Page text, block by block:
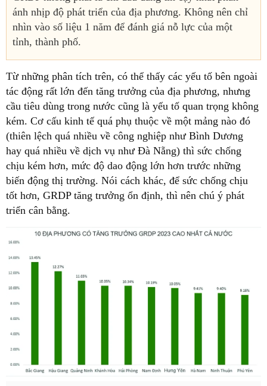
ánh nhịp độ phát triển của địa phương. Không nên chỉ
nhìn vào số liệu 1 năm để đánh giá nỗ lực của một
tỉnh, thành phố.
Từ những phân tích trên, có thể thấy các yếu tố bên ngoài
tác động rất lớn đến tăng trưởng của địa phương, nhưng
cầu tiêu dùng trong nước cũng là yếu tố quan trọng không
kém. Cơ cấu kinh tế quá phụ thuộc về một mảng nào đó
(thiên lệch quá nhiều về công nghiệp như Bình Dương
hay quá nhiều về dịch vụ như Đà Nẵng) thì sức chống
chịu kém hơn, mức độ dao động lớn hơn trước những
biến động thị trường. Nói cách khác, để sức chống chịu
tốt hơn, GRDP tăng trưởng ổn định, thì nên chú ý phát
triển cân bằng.